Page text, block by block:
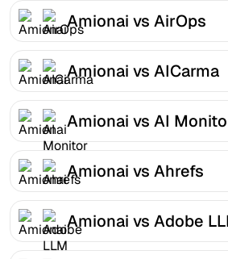
Amionai vs AirOps
Amionai vs AICarma
Amionai vs AI
Amionai vs Ahrefs
Amionai vs Adobe